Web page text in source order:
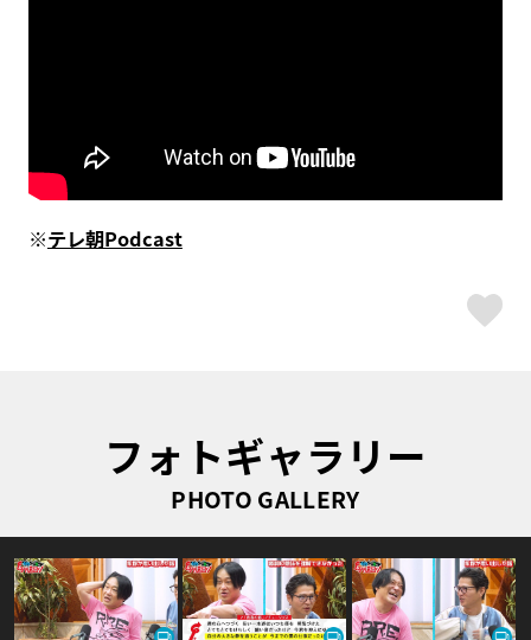
※テレ朝Podcast
フォトギャラリー
PHOTO GALLERY